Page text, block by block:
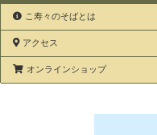
こ寿々のそばとは
アクセス
オンラインショップ